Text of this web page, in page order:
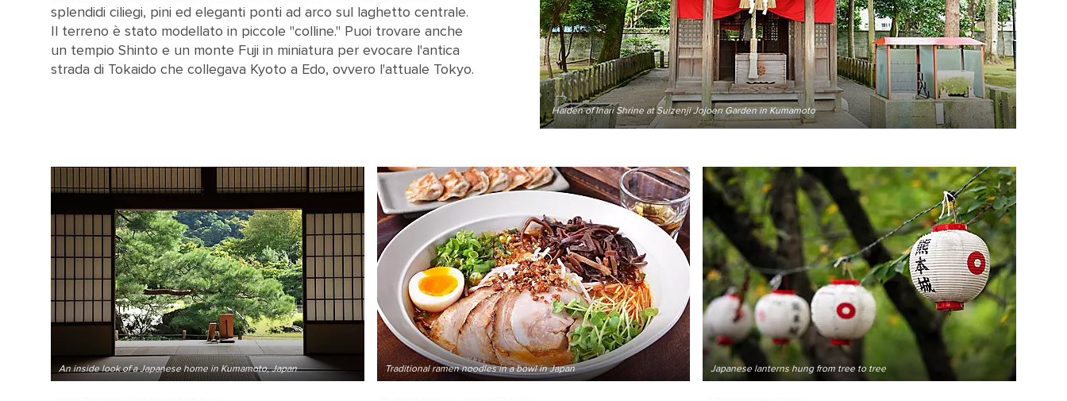
Haiden of Inari Shrine at Suizenji Jojoen Garden in Kumamoto
splendidi ciliegi, pini ed eleganti ponti ad arco sul laghetto centrale.
Il terreno è stato modellato in piccole "colline." Puoi trovare anche
un tempio Shinto e un monte Fuji in miniatura per evocare l'antica
strada di Tokaido che collegava Kyoto a Edo, ovvero l'attuale Tokyo.
An inside look of a Japanese home in Kumamoto, Japan Traditional ramen noodles in a bowl in Japan Japanese lanterns hung from tree to tree